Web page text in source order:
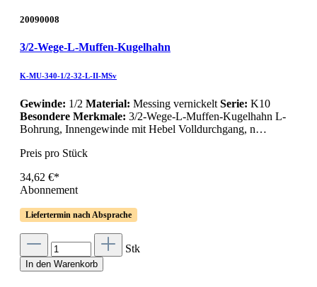
20090008
3/2-Wege-L-Muffen-Kugelhahn
K-MU-340-1/2-32-L-II-MSv
Gewinde: 1/2 Material: Messing vernickelt Serie: K10
Besondere Merkmale: 3/2-Wege-L-Muffen-Kugelhahn L-
Bohrung, Innengewinde mit Hebel Volldurchgang, n…
Preis pro Stück
34,62 €*
Abonnement
Liefertermin nach Absprache
Stk
In den Warenkorb